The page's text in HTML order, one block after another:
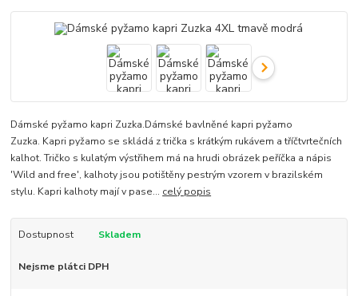
Dámské pyžamo kapri Zuzka.Dámské bavlněné kapri pyžamo
Zuzka. Kapri pyžamo se skládá z trička s krátkým rukávem a tříčtvrtečních
kalhot. Tričko s kulatým výstřihem má na hrudi obrázek peříčka a nápis
'Wild and free', kalhoty jsou potištěny pestrým vzorem v brazilském
stylu. Kapri kalhoty mají v pase... celý popis
Dostupnost Skladem
Nejsme plátci DPH